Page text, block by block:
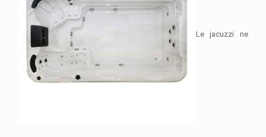
Le jacuzzi ne